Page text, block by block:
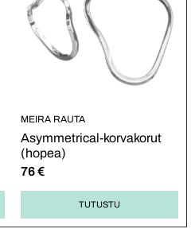
MEIRA RAUTA
Asymmetrical-korvakorut
(hopea)
76€
TUTUSTU